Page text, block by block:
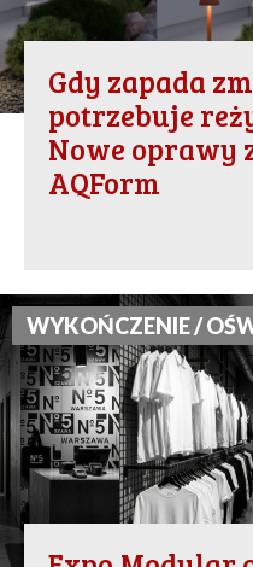
Gdy zapada
potrzebuje
Nowe oprawy
AQForm
WYKOŃCZENIE /